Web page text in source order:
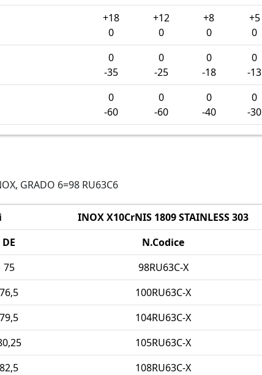
+18
0
+12
0
+8
0
+5
0
0
-35
0
-25
0
-18
0
-13
0
-60
0
-60
0
-40
0
-30
GRADO 6=98 RU63C6
INOX X10CrNIS 1809 STAINLESS 303
DE N.Codice
75 98RU63C-X
76,5 100RU63C-X
79,5 104RU63C-X
105RU63C-X
82,5 108RU63C-X